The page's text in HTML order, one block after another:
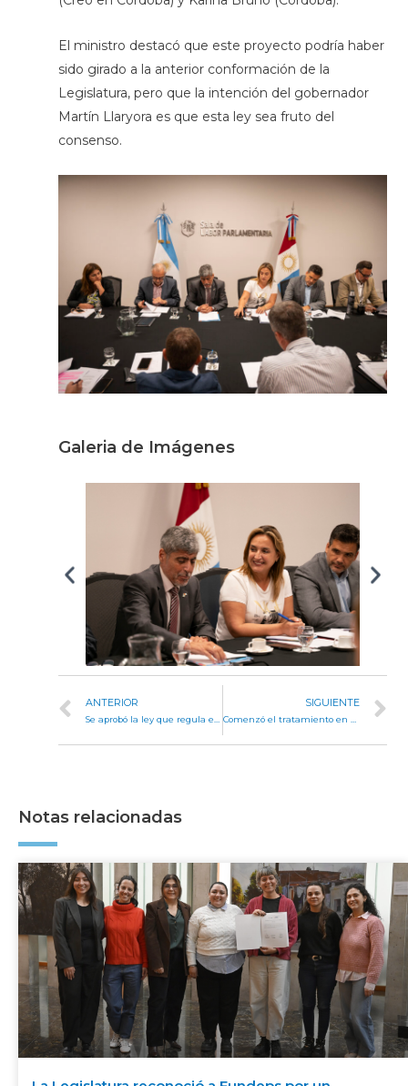
El ministro destacó que este proyecto podría haber
sido girado a la anterior conformación de la
Legislatura, pero que la intención del gobernador
Martín Llaryora es que esta ley sea fruto del
consenso.
Galeria de Imágenes
ANTERIOR SIGUIENTE
Notas relacionadas